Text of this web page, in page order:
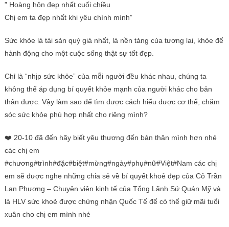
” Hoàng hôn đẹp nhất cuối chiều
Chị em ta đẹp nhất khi yêu chính mình”
Sức khỏe là tài sản quý giá nhất, là nền tảng của tương lai, khỏe để
hành động cho một cuộc sống thật sự tốt đẹp.
Chỉ là “nhịp sức khỏe” của mỗi người đều khác nhau, chúng ta
không thể áp dụng bí quyết khỏe mạnh của người khác cho bản
thân được. Vậy làm sao để tìm được cách hiểu được cơ thể, chăm
sóc sức khỏe phù hợp nhất cho riêng mình?
❤️ 20-10 đã đến hãy biết yêu thương đến bản thân mình hơn nhé
các chị em
#chương#trình#đặc#biệt#mừng#ngày#phụ#nữ#Việt#Nam các chị
em sẽ được nghe những chia sẻ về bí quyết khoẻ đẹp của Cô Trần
Lan Phương – Chuyên viên kinh tế của Tổng Lãnh Sứ Quán Mỹ và
là HLV sức khoẻ được chứng nhận Quốc Tế để có thể giữ mãi tuổi
xuân cho chị em mình nhé